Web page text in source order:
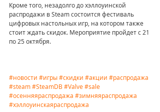
Кроме того, незадолго до хэллоуинской
распродажи в Steam состоится фестиваль
цифровых настольных игр, на котором также
стоит ждать скидок. Мероприятие пройдет с 21
по 25 октября.
#новости #игры#скидки #акции #распродажа
#steam#SteamDB #Valve#sale
#осенняяраспродажа #зимняяраспродажа
#хэллоуинскаяраспродажа